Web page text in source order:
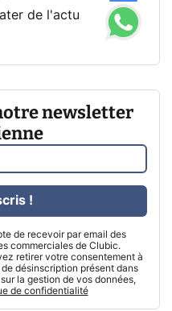
de l'actu
newsletter
de recevoir par email des
commerciales de Clubic.
retirer votre consentement à
désinscription présent dans
la gestion de vos données,
de confidentialité
!